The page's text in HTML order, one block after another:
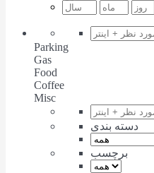
Parking
Gas
Food
Coffee
Misc
دسته بندی
برچسب